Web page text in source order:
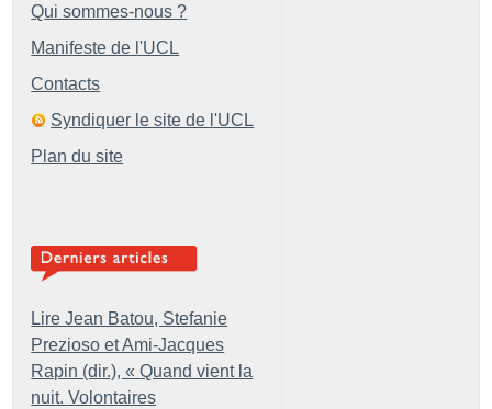
Qui sommes-nous ?
Manifeste de l'UCL
Contacts
Syndiquer le site de l'UCL
Plan du site
Lire Jean Batou, Stefanie
Prezioso et Ami-Jacques
Rapin (dir.), « Quand vient la
nuit. Volontaires